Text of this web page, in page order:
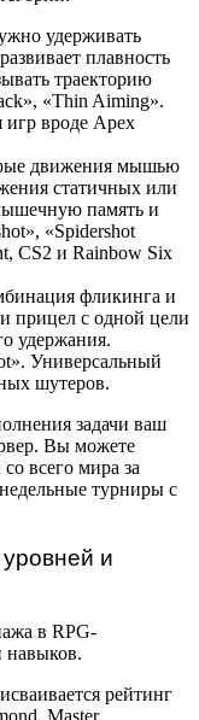
удерживать
плавность
траекторию
«Thin Aiming».
игр вроде Apex
движения мышью
статичных или
память и
«Spidershot
CS2 и Rainbow Six
фликинга и
прицел с одной цели
удержания.
Универсальный
шутеров.
задачи ваш
Вы можете
всего мира за
турниры с
и
в RPG-
навыков.
рейтинг
Master,